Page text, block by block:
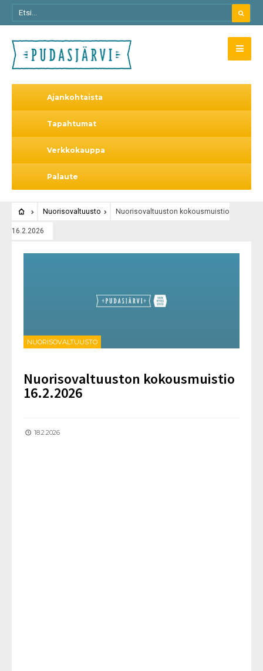
Ajankohtaista
Tapahtumat
Verkkokauppa
Palaute
Nuorisovaltuusto Nuorisovaltuuston kokousmuistio
16.2.2026
NUORISOVALTUUSTO
Nuorisovaltuuston kokousmuistio
16.2.2026
18.2.2026